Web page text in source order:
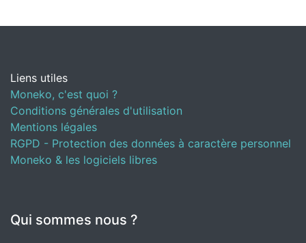
Liens utiles
Moneko, c'est quoi ?
Conditions générales d'utilisation
Mentions légales
RGPD - Protection des données à caractère personnel
Moneko & les logiciels libres
Qui sommes nous ?